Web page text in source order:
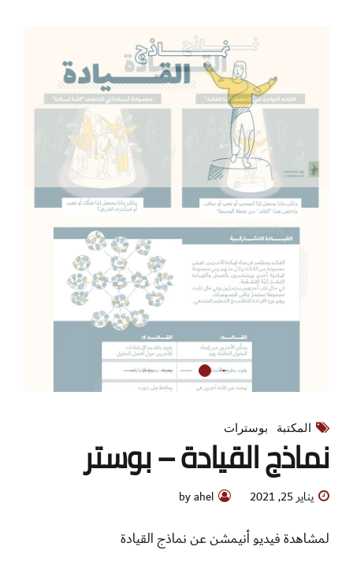
المكتبة بوسترات
نماذج القيادة – بوستر
يناير 25, 2021 by ahel
لمشاهدة فيديو أنيمشن عن نماذج القيادة
Continue reading